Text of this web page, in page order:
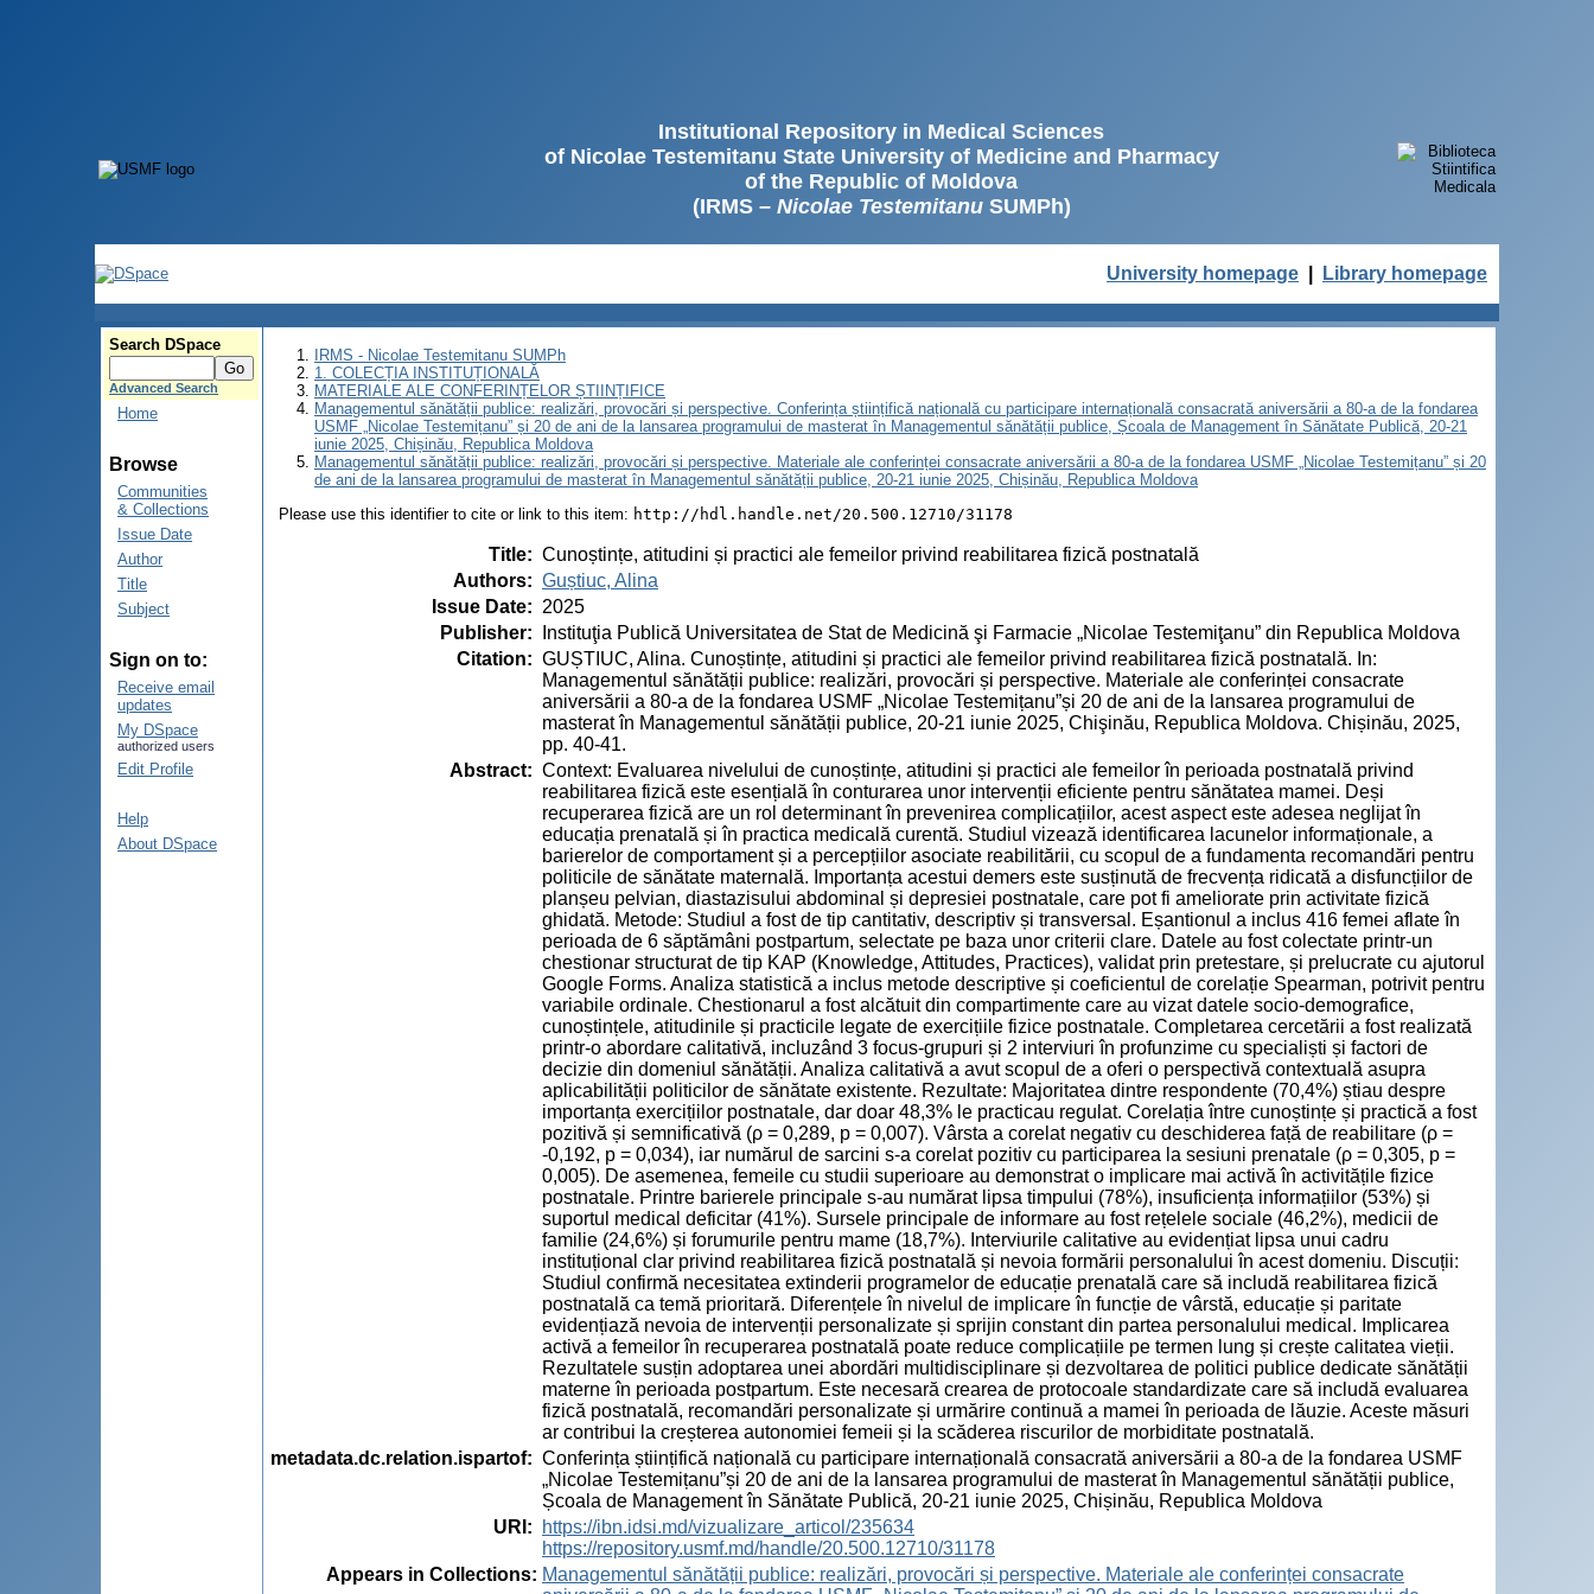
Institutional Repository in Medical Sciences
of Nicolae Testemitanu State University of Medicine and Pharmacy
of the Republic of Moldova
(IRMS – Nicolae TestemitanuSUMPh)
University homepage Library homepage
Search DSpace
Advanced Search
Home
Browse
Communities
& Collections
Issue Date
Author
Title
Subject
Sign on to:
Receive email
updates
My DSpace
authorized users
Edit Profile
Help
About DSpace
IRMS - Nicolae Testemitanu SUMPh
1. COLECȚIA INSTITUȚIONALĂ
MATERIALE ALE CONFERINȚELOR ȘTIINȚIFICE
Managementul sănătății publice: realizări, provocări și perspective. Сonferința științifică națională cu participare internațională consacrată aniversării a 80-a de la fondarea
USMF „Nicolae Testemițanu” și 20 de ani de la lansarea programului de masterat în Managementul sănătății publice, Școala de Management în Sănătate Publică, 20-21
iunie 2025, Chișinău, Republica Moldova
Managementul sănătății publice: realizări, provocări și perspective. Materiale ale conferinței consacrate aniversării a 80-a de la fondarea USMF „Nicolae Testemițanu” și 20
de ani de la lansarea programului de masterat în Managementul sănătății publice, 20-21 iunie 2025, Chișinău, Republica Moldova
Please use this identifier to cite or link to this item: http://hdl.handle.net/20.500.12710/31178
Title: Cunoștințe, atitudini și practici ale femeilor privind reabilitarea fizică postnatală
Authors: Guștiuc, Alina
Issue Date: 2025
Publisher:
Instituţia Publică Universitatea de Stat de Medicină şi Farmacie „Nicolae Testemiţanu” din Republica Moldova
Citation: GUȘTIUC, Alina. Cunoștințe, atitudini și practici ale femeilor privind reabilitarea fizică postnatală. In:
Managementul sănătății publice: realizări, provocări și perspective. Materiale ale conferinței consacrate
aniversării a 80-a de la fondarea USMF „Nicolae Testemițanu”și 20 de ani de la lansarea programului de
masterat în Managementul sănătății publice, 20-21 iunie 2025, Chişinău, Republica Moldova. Chișinău, 2025,
pp. 40-41.
Abstract: Context: Evaluarea nivelului de cunoștințe, atitudini și practici ale femeilor în perioada postnatală privind
reabilitarea fizică este esențială în conturarea unor intervenții eficiente pentru sănătatea mamei. Deși
recuperarea fizică are un rol determinant în prevenirea complicațiilor, acest aspect este adesea neglijat în
educația prenatală și în practica medicală curentă. Studiul vizează identificarea lacunelor informaționale, a
barierelor de comportament și a percepțiilor asociate reabilitării, cu scopul de a fundamenta recomandări pentru
politicile de sănătate maternală. Importanța acestui demers este susținută de frecvența ridicată a disfuncțiilor de
planșeu pelvian, diastazisului abdominal și depresiei postnatale, care pot fi ameliorate prin activitate fizică
ghidată. Metode: Studiul a fost de tip cantitativ, descriptiv și transversal. Eșantionul a inclus 416 femei aflate în
perioada de 6 săptămâni postpartum, selectate pe baza unor criterii clare. Datele au fost colectate printr-un
chestionar structurat de tip KAP (Knowledge, Attitudes, Practices), validat prin pretestare, și prelucrate cu ajutorul
Google Forms. Analiza statistică a inclus metode descriptive și coeficientul de corelație Spearman, potrivit pentru
variabile ordinale. Chestionarul a fost alcătuit din compartimente care au vizat datele socio-demografice,
cunoștințele, atitudinile și practicile legate de exercițiile fizice postnatale. Completarea cercetării a fost realizată
printr-o abordare calitativă, incluzând 3 focus-grupuri și 2 interviuri în profunzime cu specialiști și factori de
decizie din domeniul sănătății. Analiza calitativă a avut scopul de a oferi o perspectivă contextuală asupra
aplicabilității politicilor de sănătate existente. Rezultate: Majoritatea dintre respondente (70,4%) știau despre
importanța exercițiilor postnatale, dar doar 48,3% le practicau regulat. Corelația între cunoștințe și practică a fost
pozitivă și semnificativă (ρ = 0,289, p = 0,007). Vârsta a corelat negativ cu deschiderea față de reabilitare (ρ =
-0,192, p = 0,034), iar numărul de sarcini s-a corelat pozitiv cu participarea la sesiuni prenatale (ρ = 0,305, p =
0,005). De asemenea, femeile cu studii superioare au demonstrat o implicare mai activă în activitățile fizice
postnatale. Printre barierele principale s-au numărat lipsa timpului (78%), insuficiența informațiilor (53%) și
suportul medical deficitar (41%). Sursele principale de informare au fost rețelele sociale (46,2%), medicii de
familie (24,6%) și forumurile pentru mame (18,7%). Interviurile calitative au evidențiat lipsa unui cadru
instituțional clar privind reabilitarea fizică postnatală și nevoia formării personalului în acest domeniu. Discuții:
Studiul confirmă necesitatea extinderii programelor de educație prenatală care să includă reabilitarea fizică
postnatală ca temă prioritară. Diferențele în nivelul de implicare în funcție de vârstă, educație și paritate
evidențiază nevoia de intervenții personalizate și sprijin constant din partea personalului medical. Implicarea
activă a femeilor în recuperarea postnatală poate reduce complicațiile pe termen lung și crește calitatea vieții.
Rezultatele susțin adoptarea unei abordări multidisciplinare și dezvoltarea de politici publice dedicate sănătății
materne în perioada postpartum. Este necesară crearea de protocoale standardizate care să includă evaluarea
fizică postnatală, recomandări personalizate și urmărire continuă a mamei în perioada de lăuzie. Aceste măsuri
ar contribui la creșterea autonomiei femeii și la scăderea riscurilor de morbiditate postnatală.
metadata.dc.relation.ispartof: Conferința științifică națională cu participare internațională consacrată aniversării a 80-a de la fondarea USMF
„Nicolae Testemițanu”și 20 de ani de la lansarea programului de masterat în Managementul sănătății publice,
Școala de Management în Sănătate Publică, 20-21 iunie 2025, Chișinău, Republica Moldova
URI :
https://ibn.idsi.md/vizualizare_articol/235634
https://repository.usmf.md/handle/20.500.12710/31178
Appears in Collections: Managementul sănătății publice: realizări, provocări și perspective. Materiale ale conferinței consacrate